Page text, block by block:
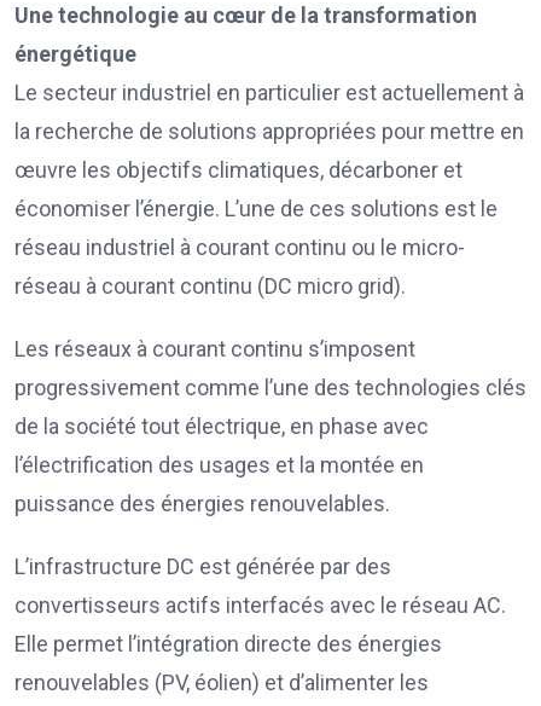
Une technologie au cœur de la transformation
énergétique
Le secteur industriel en particulier est actuellement à
la recherche de solutions appropriées pour mettre en
œuvre les objectifs climatiques, décarboner et
économiser l’énergie. L’une de ces solutions est le
réseau industriel à courant continu ou le micro-
réseau à courant continu (DC micro grid).
Les réseaux à courant continu s’imposent
progressivement comme l’une des technologies clés
de la société tout électrique, en phase avec
l’électrification des usages et la montée en
puissance des énergies renouvelables.
L’infrastructure DC est générée par des
convertisseurs actifs interfacés avec le réseau AC.
Elle permet l’intégration directe des énergies
renouvelables (PV, éolien) et d’alimenter les